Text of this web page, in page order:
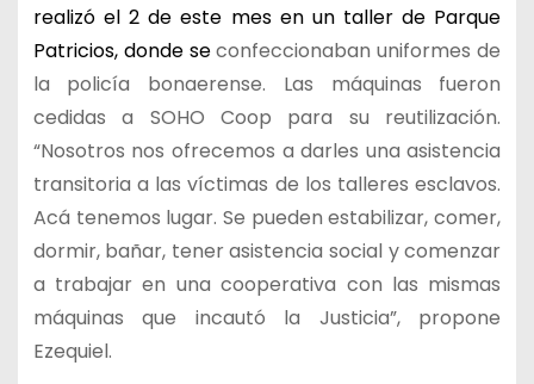
realizó el 2 de este mes en un taller de Parque
Patricios, donde seconfeccionaban uniformes de
la policía bonaerense. Las máquinas fueron
cedidas a SOHO Coop para su reutilización.
“Nosotros nos ofrecemos a darles una asistencia
transitoria a las víctimas de los talleres esclavos.
Acá tenemos lugar. Se pueden estabilizar, comer,
dormir, bañar, tener asistencia social y comenzar
a trabajar en una cooperativa con las mismas
máquinas que incautó la Justicia”, propone
Ezequiel.